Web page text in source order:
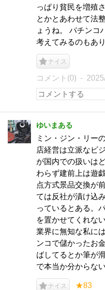
っぱり貧民を増殖
とかとあわせて法
ょうね。 パチンコ
考えてみるのもあ
ナイス
コメント(0)
ゆいまある
ミン・ジン・リー
店経営は立派なビ
が国内での扱いは
わらず建前上は遊
点方式景品交換が
ては反社が漬け込
っているとある。
を置かせてくれな
業界に無知な私に
ンコで儲かったお
ばしてるとか筆が
で本当か分からない
ナイス ★83